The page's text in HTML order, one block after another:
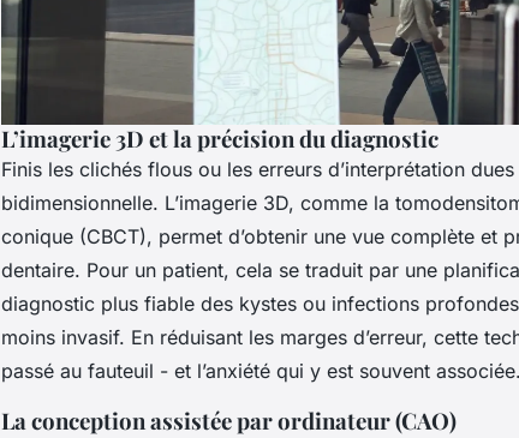
L’imagerie 3D et la précision du diagnostic
Finis les clichés flous ou les erreurs d’interprétation
bidimensionnelle. L’imagerie 3D, comme la
conique (CBCT), permet d’obtenir une vue complète et
dentaire. Pour un patient, cela se traduit par une
diagnostic plus fiable des kystes ou infections
moins invasif. En réduisant les marges d’erreur, cette
passé au fauteuil - et l’anxiété qui y est souvent associée.
La conception assistée par ordinateur (CAO)